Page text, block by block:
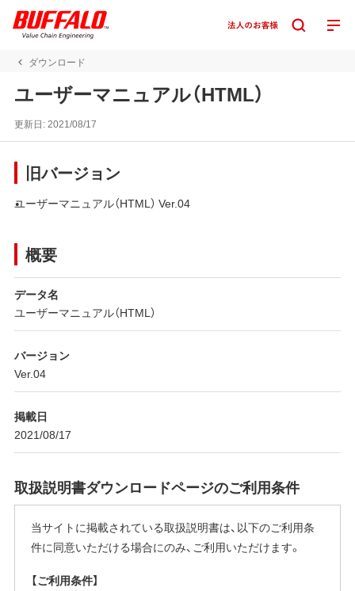
ダウンロード
ユーザーマニュアル（HTML）
更新日:2021/08/17
旧バージョン
ユーザーマニュアル（HTML） Ver.04
概要
データ名
ユーザーマニュアル（HTML）
バージョン
Ver.04
掲載日
2021/08/17
取扱説明書ダウンロードページのご利用条件
当サイトに掲載されている取扱説明書は、以下のご利用条
件に同意いただける場合にのみ、ご利用いただけます。
【ご利用条件】